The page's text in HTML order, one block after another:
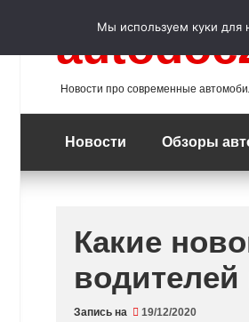
Новости про современные
Новости Обзоры
Какие
водителей
Запись на 19/12/2020
Мы используем куки для